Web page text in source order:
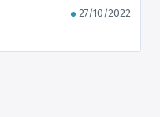
finanças,
onde gostariam
27/10/2022